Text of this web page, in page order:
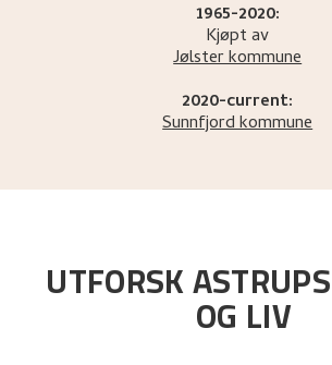
1965-2020:
Kjøpt av
Jølster kommune
2020-current:
Sunnfjord kommune
UTFORSK
OG LIV